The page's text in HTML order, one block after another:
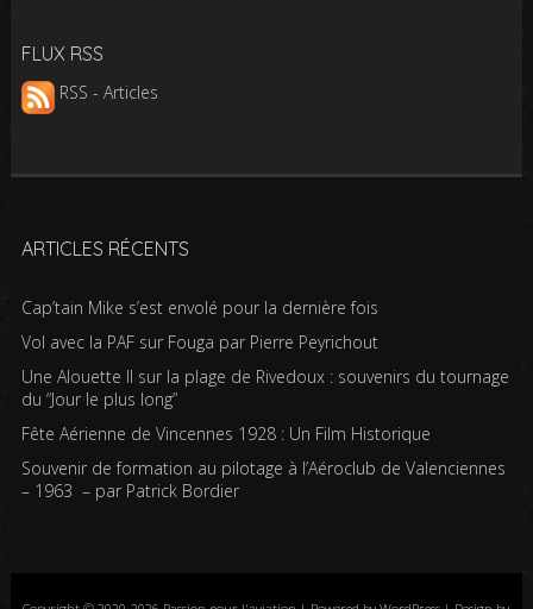
FLUX RSS
RSS - Articles
ARTICLES RÉCENTS
Cap’tain Mike s’est envolé pour la dernière fois
Vol avec la PAF sur Fouga par Pierre Peyrichout
Une Alouette II sur la plage de Rivedoux : souvenirs du tournage
du “Jour le plus long”
Fête Aérienne de Vincennes 1928 : Un Film Historique
Souvenir de formation au pilotage à l’Aéroclub de Valenciennes
– 1963 – par Patrick Bordier